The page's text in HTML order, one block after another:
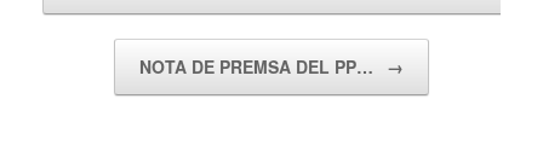
NOTA DE PREMSA DEL PP… →